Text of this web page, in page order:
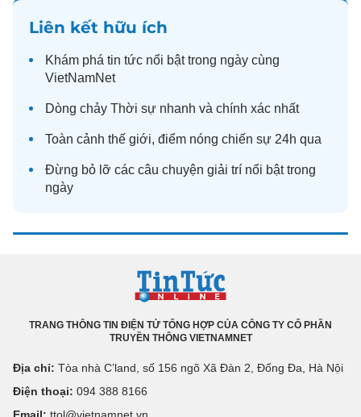
Liên kết hữu ích
Khám phá tin tức nổi bật trong ngày cùng
VietNamNet
Dòng chảy Thời sự nhanh và chính xác nhất
Toàn cảnh thế giới, điểm nóng chiến sự 24h qua
Đừng bỏ lỡ các câu chuyện giải trí nổi bật trong
ngày
TRANG THÔNG TIN ĐIỆN TỬ TỔNG HỢP CỦA CÔNG TY CỔ PHẦN
TRUYỀN THÔNG VIETNAMNET
Địa chỉ: Tòa nhà C’land, số 156 ngõ Xã Đàn 2, Đống Đa, Hà Nội
Điện thoại: 094 388 8166